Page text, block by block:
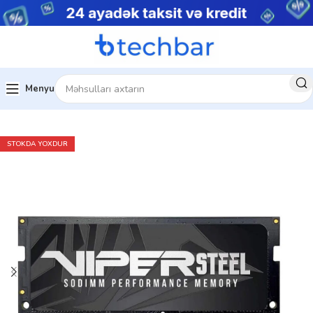
Menyu
yaddaş (RAM) patriot-sodimm-ramlar
STOKDA YOXDUR